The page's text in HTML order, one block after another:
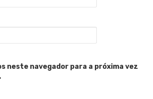
neste navegador para a próxima vez